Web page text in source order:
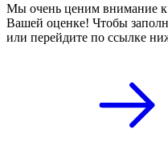
Мы очень ценим внимание к
Вашей оценке! Чтобы
или перейдите по ссылке